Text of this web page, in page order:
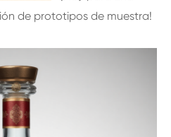
de prototipos de muestra!